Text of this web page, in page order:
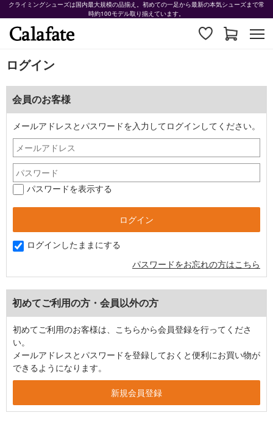
クライミングシューズは国内最大規模の品揃え。初めての一足から最新の本気シューズまで常
時約100モデル取り揃えています。
ログイン
会員のお客様
メールアドレスとパスワードを入力してログインしてください。
パスワードを表示する
ログインしたままにする
パスワードをお忘れの方はこちら
初めてご利用の方・会員以外の方
初めてご利用のお客様は、こちらから会員登録を行ってくださ
い。
メールアドレスとパスワードを登録しておくと便利にお買い物が
できるようになります。